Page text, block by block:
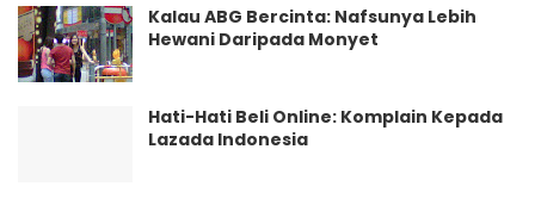
Kalau ABG Bercinta: Nafsunya Lebih
Hewani Daripada Monyet
Hati-Hati Beli Online: Komplain Kepada
Lazada Indonesia